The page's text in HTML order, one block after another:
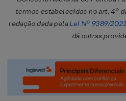
termos estabelecidos no art. 4º
redação dada pelaLei Nº 9389/2021
dá outras